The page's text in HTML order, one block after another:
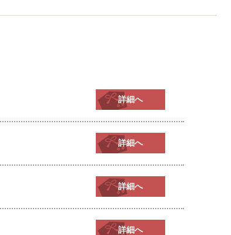
詳細へ
詳細へ
詳細へ
詳細へ